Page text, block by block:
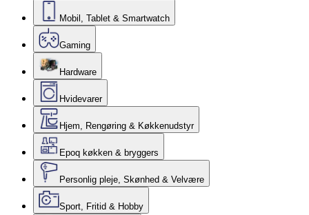
Mobil, Tablet & Smartwatch
Gaming
Hardware
Hvidevarer
Hjem, Rengøring & Køkkenudstyr
Epoq køkken & bryggers
Personlig pleje, Skønhed & Velvære
Sport, Fritid & Hobby